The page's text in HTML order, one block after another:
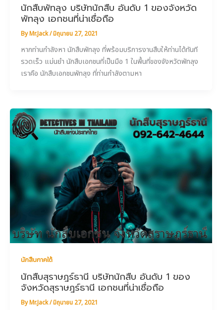
นักสืบพัทลุง บริษัทนักสืบ อันดับ 1 ของจังหวัด
พัทลุง เอกชนที่น่าเชื่อถือ
ByMr.Jack/มิถุนายน 27, 2021
หากท่านกำลังหา นักสืบพัทลุง ที่พร้อมบริการงานสืบให้ท่านได้ทันที
รวดเร็ว แม่นยำ นักสืบเอกชนที่เป็นมือ 1 ในพื้นที่ของจังหวัดพัทลุง
เราคือ นักสืบเอกชนพัทลุง ที่ท่านกำลังตามหา
นักสืบภาคใต้
นักสืบสุราษฎร์ธานี บริษัทนักสืบ อันดับ 1 ของ
จังหวัดสุราษฎร์ธานี เอกชนที่น่าเชื่อถือ
ByMr.Jack/มิถุนายน 27, 2021